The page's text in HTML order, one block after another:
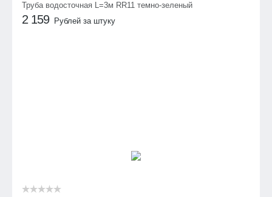
Труба водосточная L=3м RR11 темно-зеленый
2 159 Рублей за штуку